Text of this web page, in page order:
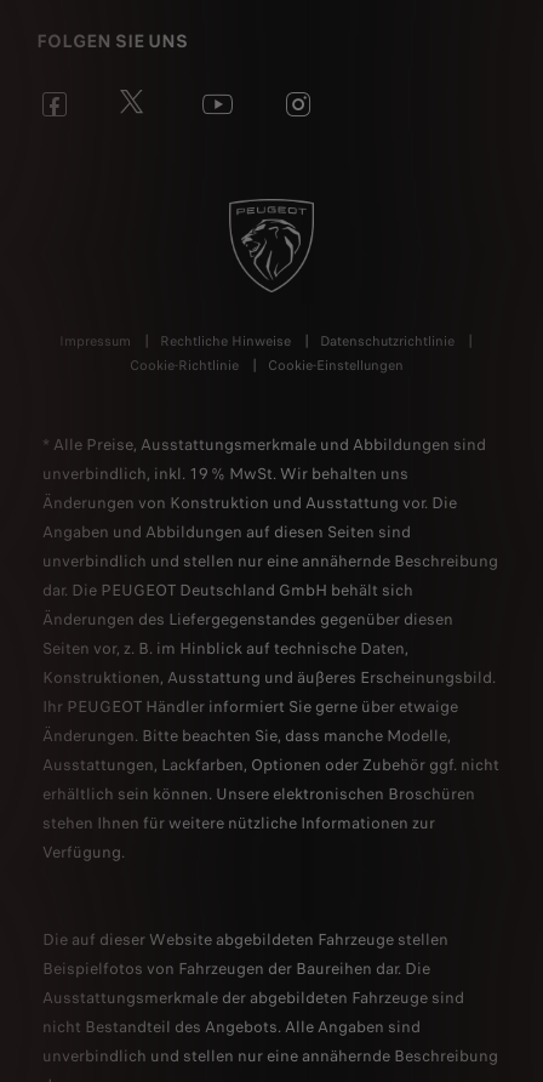
FOLGEN SIE UNS
Impressum Rechtliche Hinweise
Datenschutzrichtlinie
Cookie-Richtlinie
Cookie-Einstellungen
* Alle Preise, Ausstattungsmerkmale und Abbildungen sind
unverbindlich, inkl. 19 % MwSt. Wir behalten uns
Änderungen von Konstruktion und Ausstattung vor. Die
Angaben und Abbildungen auf diesen Seiten sind
unverbindlich und stellen nur eine annähernde Beschreibung
dar. Die PEUGEOT Deutschland GmbH behält sich
Änderungen des Liefergegenstandes gegenüber diesen
Seiten vor, z. B. im Hinblick auf technische Daten,
Konstruktionen, Ausstattung und äußeres Erscheinungsbild.
Ihr PEUGEOT Händler informiert Sie gerne über etwaige
Änderungen. Bitte beachten Sie, dass manche Modelle,
Ausstattungen, Lackfarben, Optionen oder Zubehör ggf. nicht
erhältlich sein können. Unsere elektronischen Broschüren
stehen Ihnen für weitere nützliche Informationen zur
Verfügung.
Die auf dieser Website abgebildeten Fahrzeuge stellen
Beispielfotos von Fahrzeugen der Baureihen dar. Die
Ausstattungsmerkmale der abgebildeten Fahrzeuge sind
nicht Bestandteil des Angebots. Alle Angaben sind
unverbindlich und stellen nur eine annähernde Beschreibung